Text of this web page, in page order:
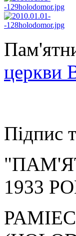
церкви
Підпис
1933